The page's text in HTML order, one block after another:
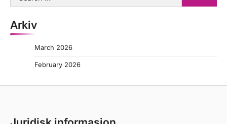
for:
Arkiv
March 2026
February 2026